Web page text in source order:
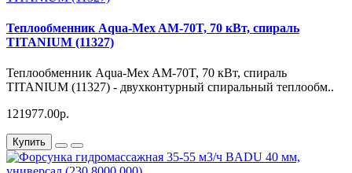
Теплообменник Aqua-Mex AM-70T, 70 кВт, спираль
TITANIUM (11327)
Теплообменник Aqua-Mex AM-70T, 70 кВт, спираль
TITANIUM (11327) - двухконтурный спиральный теплообм..
121977.00р.
Купить